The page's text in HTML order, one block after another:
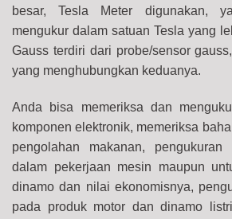
besar, Tesla Meter digunakan,
mengukur dalam satuan Tesla yang
Gauss terdiri dari probe/sensor
yang menghubungkan keduanya.
Anda bisa memeriksa dan
komponen elektronik, memeriksa
pengolahan makanan,
dalam pekerjaan mesin maupun
dinamo dan nilai ekonomisnya,
pada produk motor dan dinamo